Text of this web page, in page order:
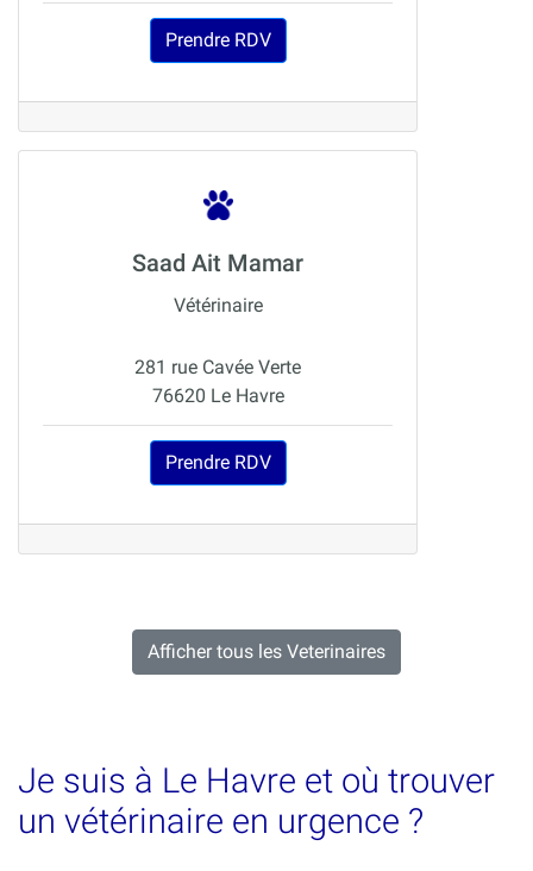
Prendre RDV
Saad Ait Mamar
Vétérinaire
281 rue Cavée Verte
76620 Le Havre
Prendre RDV
Afficher tous les Veterinaires
Je suis à Le Havre et où trouver
un vétérinaire en urgence ?